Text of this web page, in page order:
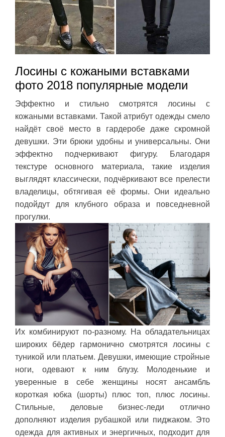
Лосины с кожаными вставками
фото 2018 популярные модели
Эффектно и стильно смотрятся лосины с
кожаными вставками. Такой атрибут одежды смело
найдёт своё место в гардеробе даже скромной
девушки. Эти брюки удобны и универсальны. Они
эффектно подчеркивают фигуру. Благодаря
текстуре основного материала, такие изделия
выглядят классически, подчёркивают все прелести
владелицы, обтягивая её формы. Они идеально
подойдут для клубного образа и повседневной
прогулки.
Их комбинируют по-разному. На обладательницах
широких бёдер гармонично смотрятся лосины с
туникой или платьем. Девушки, имеющие стройные
ноги, одевают к ним блузу. Молоденькие и
уверенные в себе женщины носят ансамбль
короткая юбка (шорты) плюс топ, плюс лосины.
Стильные, деловые бизнес-леди отлично
дополняют изделия рубашкой или пиджаком. Это
одежда для активных и энергичных, подходит для